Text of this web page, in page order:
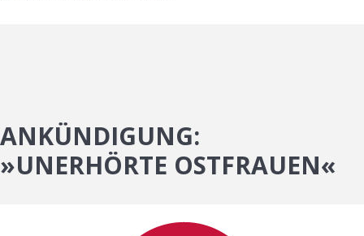
ANKÜNDIGUNG:
»UNERHÖRTE OSTFRAUEN«